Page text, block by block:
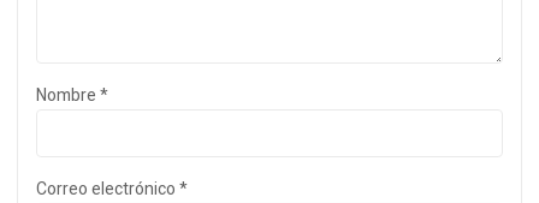
Nombre*
Correo electrónico*